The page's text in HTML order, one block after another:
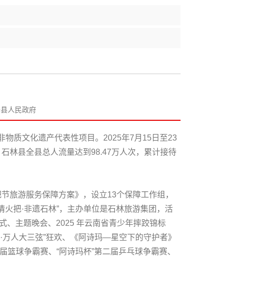
人民政府
物质文化遗产代表性项目。2025年7月15日至23
林县全县总人流量达到98.47万人次，累计接待
旅游服务保障方案》，设立13个保障工作组，
把·非遗石林”，主办单位是石林旅游集团，活
、主题晚会、2025 年云南省青少年摔跤锦标
人大三弦”狂欢、《阿诗玛—星空下的守护者》
球争霸赛、“阿诗玛杯”第二届乒乓球争霸赛、